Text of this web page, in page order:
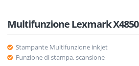
Multifunzione Lexmark X4850
Stampante Multifunzione inkjet
Funzione di stampa, scansione